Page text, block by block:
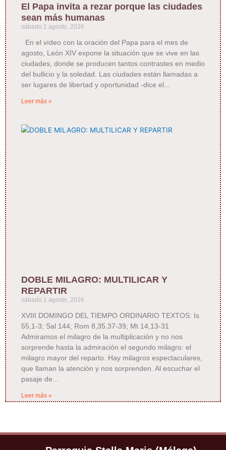
El Papa invita a rezar porque las ciudades
sean más humanas
sábado 1 agosto, 2026
En el vídeo con la oración del Papa para el mes de
agosto, León XIV expone la situación que se vive en las
ciudades, donde se producen tantos contrastes en medio
del bullicio y la soledad. Las ciudades están llamadas a
ser lugares de libertad y oportunidad -dice el
Leer más »
DOBLE MILAGRO: MULTILICAR Y
REPARTIR
sábado 1 agosto, 2026
XVIII DOMINGO DEL TIEMPO ORDINARIO TEXTOS: Is
55,1-3; Sal 144; Rom 8,35.37-39; Mt 14,13-31
Admiramos el milagro de la multiplicación y no nos
sorprende hasta la admiración el segundo milagro: el
milagro mayor del reparto. Hay milagros espectaculares,
que llaman la atención y nos sorprenden. Al escuchar el
pasaje de
Leer más »